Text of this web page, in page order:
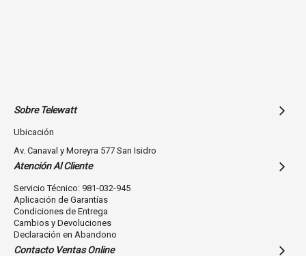
Sobre Telewatt
Ubicación
Av. Canaval y Moreyra 577 San Isidro
Atención Al Cliente
Servicio Técnico: 981-032-945
Aplicación de Garantías
Condiciones de Entrega
Cambios y Devoluciones
Declaración en Abandono
Contacto Ventas Online